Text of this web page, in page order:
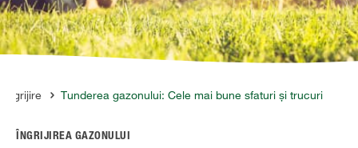
Teme
Companie
îngrijire Tunderea gazonului: Cele mai bune sfaturi și trucuri
ÎNGRIJIREA GAZONULUI